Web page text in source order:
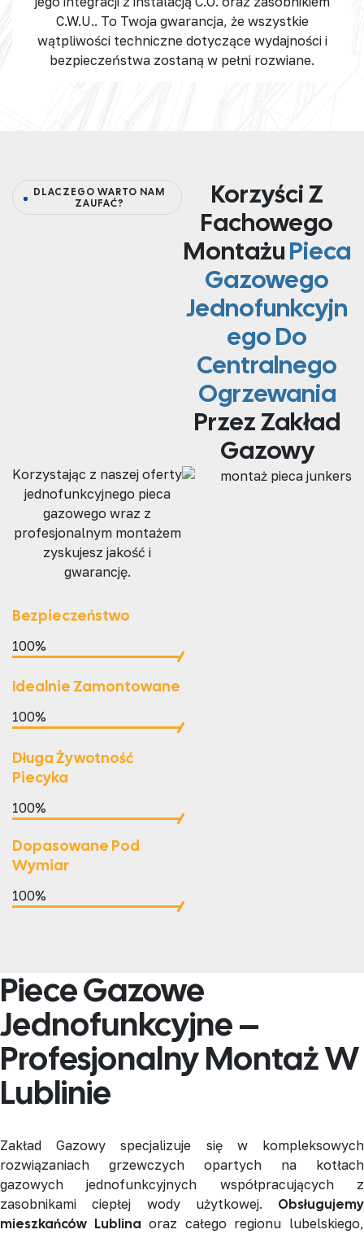
C.W.U.. To Twoja gwarancja, że wszystkie
wątpliwości techniczne dotyczące wydajności i
bezpieczeństwa zostaną w pełni rozwiane.
DLACZEGO WARTO NAM
ZAUFAĆ?
Korzyści Z
Fachowego
MontażuPieca
Gazowego
Jednofunkcyjn
Ego Do
Centralnego
Ogrzewania
Przez Zakład
Gazowy
Korzystając z naszej oferty
jednofunkcyjnego pieca
gazowego wraz z
profesjonalnym montażem
zyskujesz jakość i
gwarancję.
Bezpieczeństwo
100%
Idealnie Zamontowane
100%
Długa Żywotność
Piecyka
100%
Dopasowane Pod
Wymiar
100%
Piece Gazowe
Jednofunkcyjne –
Profesjonalny Montaż W
Lublinie
Zakład Gazowy specjalizuje się w kompleksowych
rozwiązaniach grzewczych opartych na kotłach
gazowych jednofunkcyjnych współpracujących z
zasobnikami ciepłej wody użytkowej. Obsługujemy
mieszkańców Lublina oraz całego regionu lubelskiego,